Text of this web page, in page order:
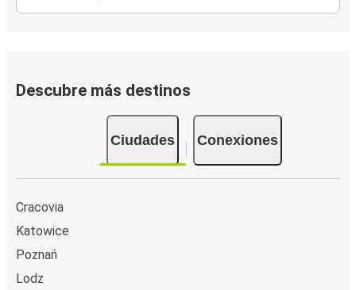
Descubre más destinos
Ciudades Conexiones
Cracovia
Katowice
Poznań
Lodz